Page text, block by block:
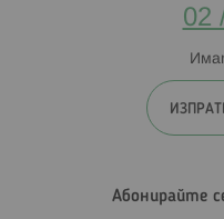
02
Абонирайте